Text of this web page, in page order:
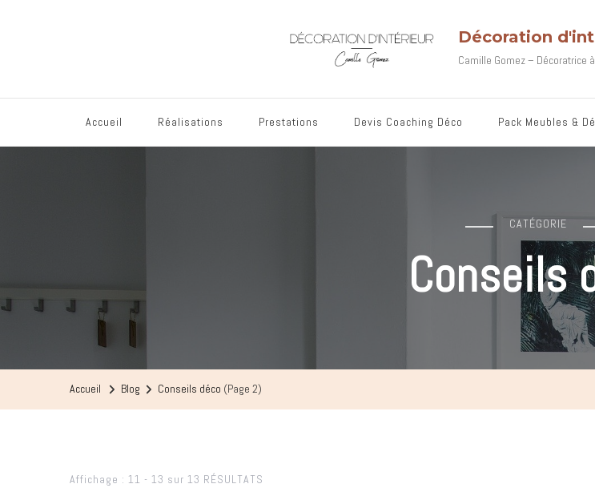
Décoration
Camille Gomez – Décoratrice
Accueil Réalisations Prestations Devis Coaching Déco Pack Meubles &
CATÉGORIE
Conseils
Accueil Blog Conseils déco (Page 2)
Affichage : 11 - 13 sur 13 RÉSULTATS